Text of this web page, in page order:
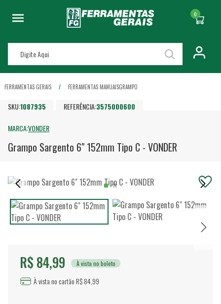
0
FERRAMENTAS GERAIS FERRAMENTAS MANUAISGRAMPO
SKU:1087935 REFERÊNCIA:3575000600
MARCA:VONDER
Grampo Sargento 6" 152mm Tipo C - VONDER
R$ 84,99 À vista no boleto
À vista no cartão R$ 84,99